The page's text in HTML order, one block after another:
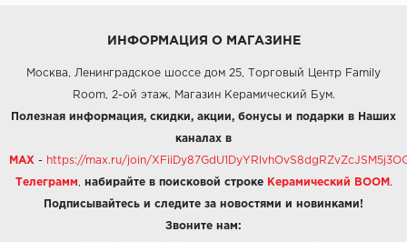
ИНФОРМАЦИЯ О МАГАЗИНЕ
Москва, Ленинградское шоссе дом 25, Торговый Центр Family
Room, 2-ой этаж, Магазин Керамический Бум.
Полезная информация, скидки, акции, бонусы и подарки в Наших
каналах в
MAX - https://max.ru/join/
Телеграмм набирайте в поисковой строке Керамический BOOM .
Подписывайтесь и следите за новостями и новинками!
Звоните нам: